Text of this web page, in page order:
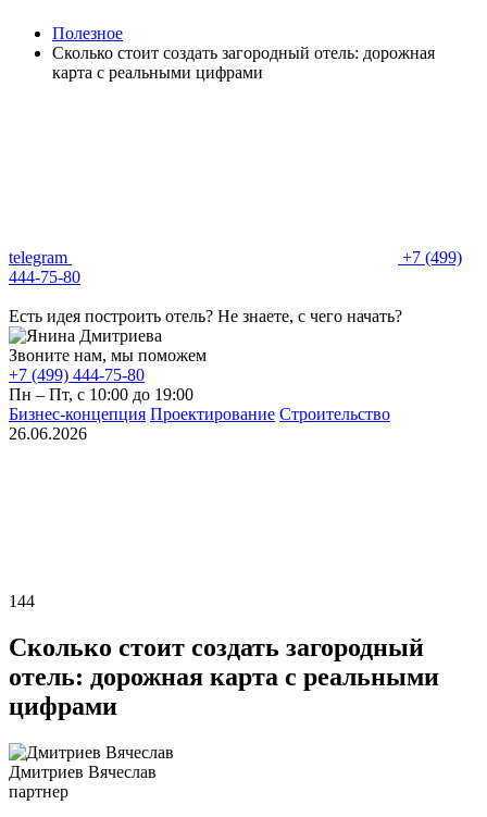
Полезное
Сколько стоит создать загородный отель: дорожная
карта с реальными цифрами
telegram
+7 (499)
444-75-80
Есть идея построить отель? Не знаете, с чего начать?
Звоните нам, мы поможем
+7 (499) 444-75-80
Пн – Пт, с 10:00 до 19:00
Бизнес‑концепция Проектирование Строительство
26.06.2026
144
Сколько стоит создать загородный
отель: дорожная карта с реальными
цифрами
Дмитриев Вячеслав
партнер